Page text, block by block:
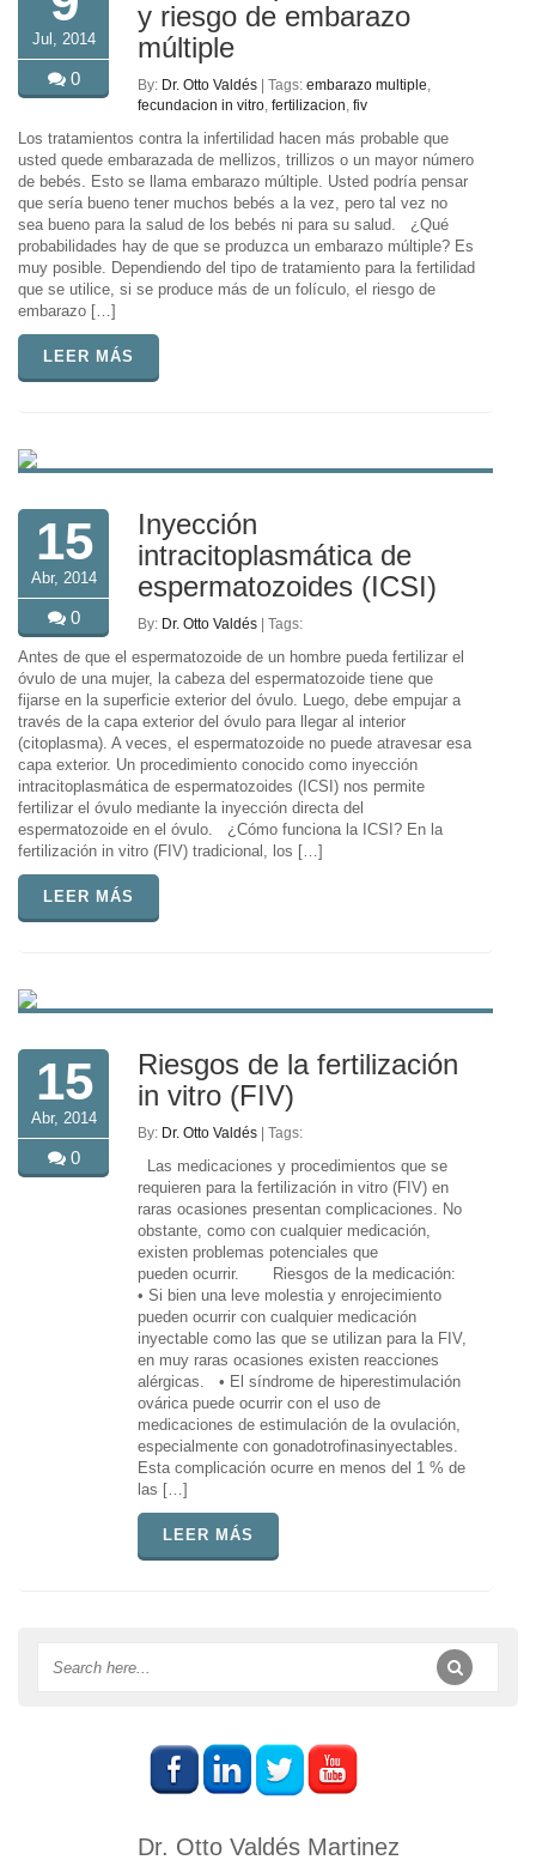
Jul, 2014
0
y riesgo de embarazo
múltiple
By: Dr. Otto Valdés | Tags: embarazo multiple,
fecundacion in vitro, fertilizacion, fiv
Los tratamientos contra la infertilidad hacen más probable que
usted quede embarazada de mellizos, trillizos o un mayor número
de bebés. Esto se llama embarazo múltiple. Usted podría pensar
que sería bueno tener muchos bebés a la vez, pero tal vez no
sea bueno para la salud de los bebés ni para su salud. ¿Qué
probabilidades hay de que se produzca un embarazo múltiple? Es
muy posible. Dependiendo del tipo de tratamiento para la fertilidad
que se utilice, si se produce más de un folículo, el riesgo de
embarazo […]
LEER MÁS
15
Abr, 2014
0
Inyección
intracitoplasmática de
espermatozoides (ICSI)
By: Dr. Otto Valdés | Tags:
Antes de que el espermatozoide de un hombre pueda fertilizar el
óvulo de una mujer, la cabeza del espermatozoide tiene que
fijarse en la superficie exterior del óvulo. Luego, debe empujar a
través de la capa exterior del óvulo para llegar al interior
(citoplasma). A veces, el espermatozoide no puede atravesar esa
capa exterior. Un procedimiento conocido como inyección
intracitoplasmática de espermatozoides (ICSI) nos permite
fertilizar el óvulo mediante la inyección directa del
espermatozoide en el óvulo. ¿Cómo funciona la ICSI? En la
fertilización in vitro (FIV) tradicional, los […]
LEER MÁS
15
Abr, 2014
0
Riesgos de la fertilización
in vitro (FIV)
By: Dr. Otto Valdés | Tags:
Las medicaciones y procedimientos que se
requieren para la fertilización in vitro (FIV) en
raras ocasiones presentan complicaciones. No
obstante, como con cualquier medicación,
existen problemas potenciales que
pueden ocurrir. Riesgos de la medicación:
• Si bien una leve molestia y enrojecimiento
pueden ocurrir con cualquier medicación
inyectable como las que se utilizan para la FIV,
en muy raras ocasiones existen reacciones
alérgicas. • El síndrome de hiperestimulación
ovárica puede ocurrir con el uso de
medicaciones de estimulación de la ovulación,
especialmente con gonadotrofinasinyectables.
Esta complicación ocurre en menos del 1 % de
las […]
LEER MÁS
Dr. Otto Valdés Martinez